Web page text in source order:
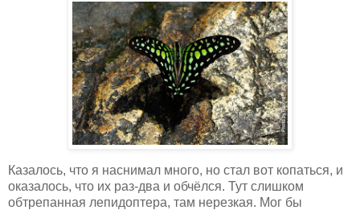
Казалось, что я наснимал много, но стал вот копаться, и
оказалось, что их раз-два и обчёлся. Тут слишком
обтрепанная лепидоптера, там нерезкая. Мог бы